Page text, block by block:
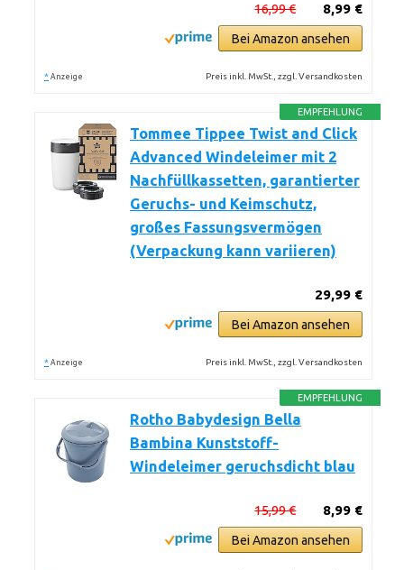
8,99 €
16,99 €
Bei Amazon ansehen
* Anzeige Preis inkl. MwSt., zzgl. Versandkosten
EMPFEHLUNG
Tommee Tippee Twist and Click
Advanced Windeleimer mit 2
Nachfüllkassetten, garantierter
Geruchs- und Keimschutz,
großes Fassungsvermögen
(Verpackung kann variieren)
29,99 €
Bei Amazon ansehen
* Anzeige Preis inkl. MwSt., zzgl. Versandkosten
EMPFEHLUNG
Rotho Babydesign Bella
Bambina Kunststoff-
Windeleimer geruchsdicht blau
8,99 €
15,99 €
Bei Amazon ansehen